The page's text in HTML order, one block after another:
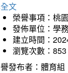
文
榮譽事項：桃
發佈單位：學
建立時間：
瀏覽次數：853
發布者：體育組